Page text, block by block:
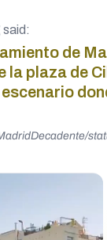
said:
de
la plaza de